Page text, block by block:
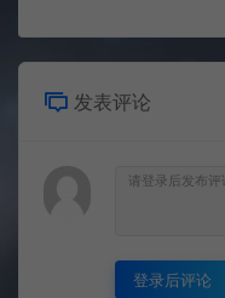
发表评论
登录后评论